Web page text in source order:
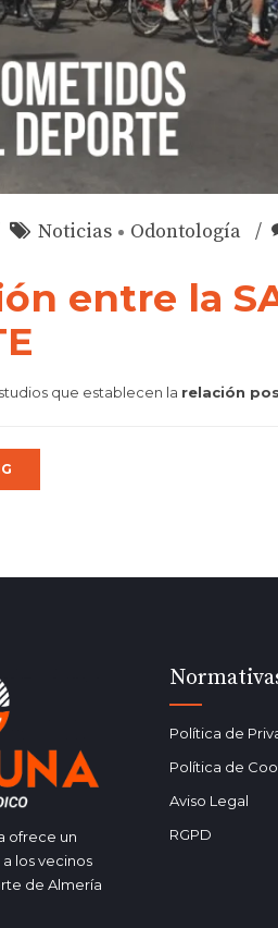
Noticias Odontología
entre la
que establecen la relación
ofrece un
los vecinos
de Almería
Política de
Política de
Aviso Legal
RGPD